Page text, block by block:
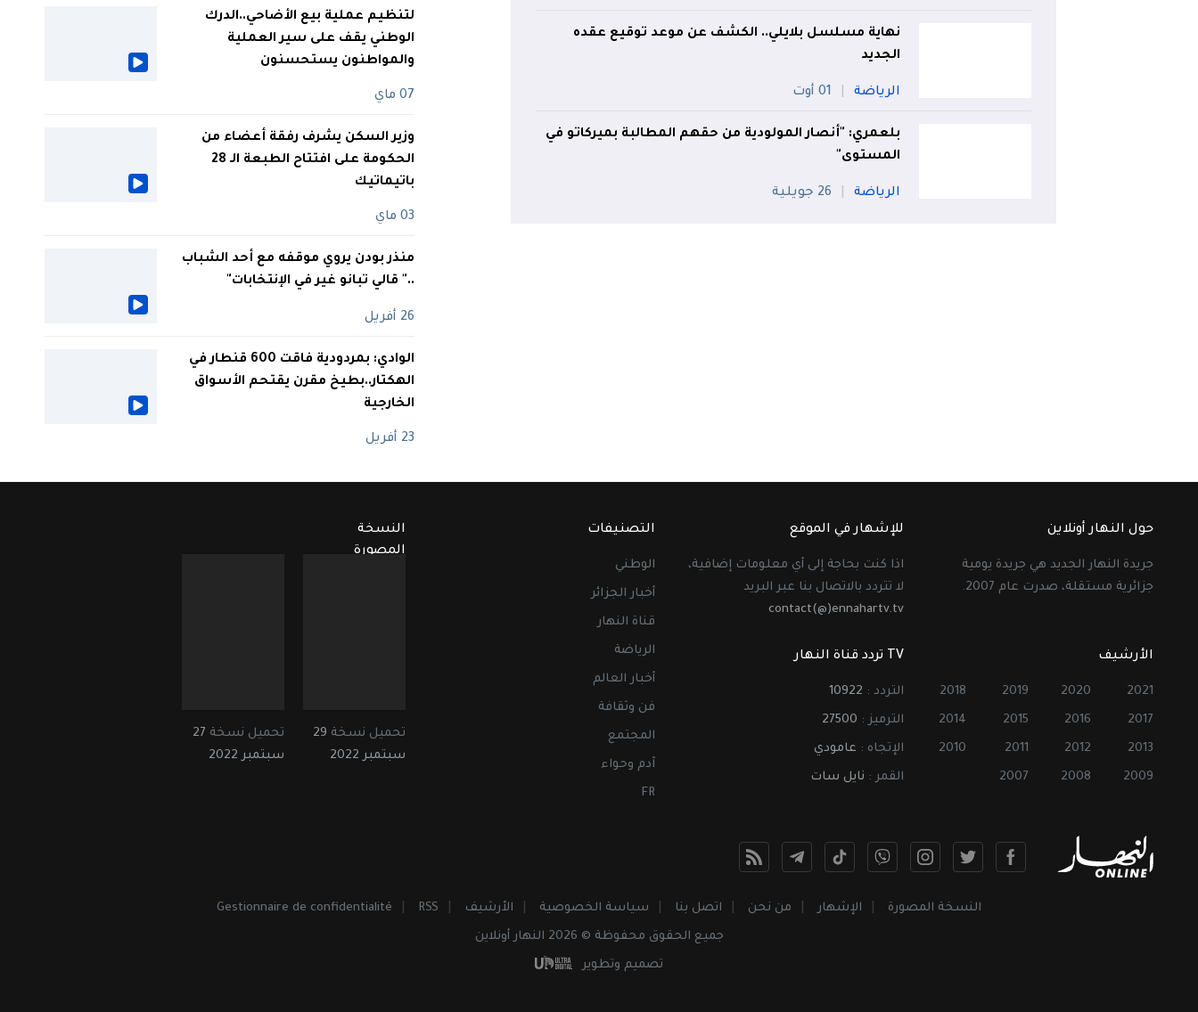
نهاية مسلسل بلايلي.. الكشف عن موعد توقيع عقده
الجديد
الرياضة 01 أوت
بلعمري: "أنصار المولودية من حقهم المطالبة بميركاتو في
المستوى"
الرياضة 26 جويلية
لتنظيم عملية بيع الأضاحي..الدرك
الوطني يقف على سير العملية
والمواطنون يستحسنون
07 ماي
وزير السكن يشرف رفقة أعضاء من
الحكومة على افتتاح الطبعة الـ 28
باتيماتيك
03 ماي
منذر بودن يروي موقفه مع أحد الشباب
.." قالي تبانو غير في الإنتخابات"
26 أفريل
الوادي: بمردودية فاقت 600 قنطار في
الهكتار..بطيخ مقرن يقتحم الأسواق
الخارجية
23 أفريل
حول النهار أونلاين
جريدة النهار الجديد هي جريدة يومية
جزائرية مستقلة، صدرت عام 2007.
للإشهار في الموقع
اذا كنت بحاجة إلى أي معلومات إضافية،
لا تتردد بالاتصال بنا عبر البريد
contact(@)ennahartv.tv
الأرشيف
2021
2020
2019
2018
2017
2016
2015
2014
2013
2012
2011
2010
2009
2008
2007
TV تردد قناة النهار
التردد : 10922
الترميز : 27500
الإتجاه : عامودي
القمر : نايل سات
التصنيفات
الوطني
أخبار الجزائر
قناة النهار
الرياضة
أخبار العالم
فن وثقافة
المجتمع
آدم وحواء
FR
النسخة
المصورة
تحميل نسخة 29
سبتمبر 2022
تحميل نسخة 27
سبتمبر 2022
النسخة المصورة الإشهار من نحن اتصل بنا سياسة الخصوصية الأرشيف RSS
Gestionnaire de confidentialité
جميع الحقوق محفوظة © 2026 النهار أونلاين
تصميم وتطوير